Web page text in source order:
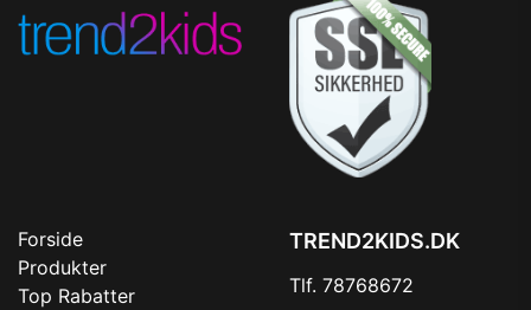
Forside
Produkter
Top Rabatter
TREND2KIDS.DK
Tlf. 78768672